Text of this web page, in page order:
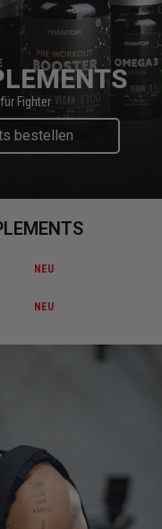
Fighter
bestellen
NEU
NEU